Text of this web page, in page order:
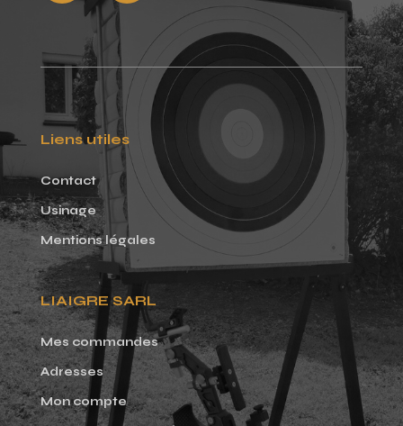
Liens utiles
Contact
Usinage
Mentions légales
LIAIGRE SARL
Mes commandes
Adresses
Mon compte